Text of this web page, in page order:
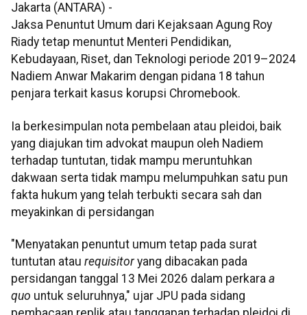
Jakarta (ANTARA) -
Jaksa Penuntut Umum dari Kejaksaan Agung Roy
Riady tetap menuntut Menteri Pendidikan,
Kebudayaan, Riset, dan Teknologi periode 2019–2024
Nadiem Anwar Makarim dengan pidana 18 tahun
penjara terkait kasus korupsi Chromebook.
Ia berkesimpulan nota pembelaan atau pleidoi, baik
yang diajukan tim advokat maupun oleh Nadiem
terhadap tuntutan, tidak mampu meruntuhkan
dakwaan serta tidak mampu melumpuhkan satu pun
fakta hukum yang telah terbukti secara sah dan
meyakinkan di persidangan
"Menyatakan penuntut umum tetap pada surat
tuntutan atau requisitoryang dibacakan pada
persidangan tanggal 13 Mei 2026 dalam perkara a
quo untuk seluruhnya," ujar JPU pada sidang